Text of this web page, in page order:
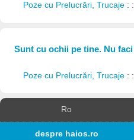
Poze cu Prelucrări, Trucaje :
Sunt cu ochii pe tine. Nu
Poze cu Prelucrări, Trucaje :
Ro
despre haios.ro